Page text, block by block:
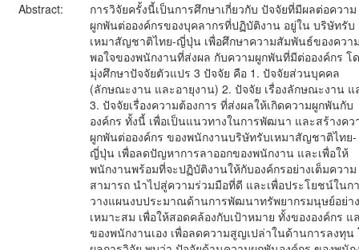
Abstract:
การวิจัยครั้งนี้เป็นการศึกษาเกี่ยวกับ ปัจจัยที่มีผลต่อความ
ผูกพันต่อองค์กรของบุคลากรที่ปฏิบัติงาน อยู่ใน บริษัทรับ
เหมาสัญชาติไทย-ญี่ปุ่น เพื่อศึกษาความสัมพันธ์ของควา
พอใจของพนักงานที่ส่งผล กับความผูกพันที่มีต่อองค์กร โ
มุ่งศึกษาปัจจัยตัวแปร 3 ปัจจัย คือ 1. ปัจจัยส่วนบุคคล
(ลักษณะงาน และอายุงาน) 2. ปัจจัย เรื่องลักษณะงาน แ
3. ปัจจัยเรื่องความต้องการ ที่ส่งผลให้เกิดความผูกพันกับ
องค์กร ทั้งนี้ เพื่อเป็นแนวทางในการพัฒนา และสร้างคว
ผูกพันต่อองค์กร ของพนักงานบริษัทรับเหมาสัญชาติไทย-
ญี่ปุ่น เพื่อลดปัญหาการลาออกของพนักงาน และเพื่อให้
พนักงานพร้อมที่จะปฏิบัติงานให้กับองค์กรอย่างเต็มความ
สามารถ นำไปสู่ความร่วมมือที่ดี และเพื่อประโยชน์ในก
วางแผนงบประมาณด้านการพัฒนาทรัพยากรมนุษย์อย่าง
เหมาะสม เพื่อให้สอดคล้องกับเป้าหมาย ทั้งขององค์กร แ
ของพนักงานเอง เพื่อลดความสูญเปล่าในด้านการลงทุน